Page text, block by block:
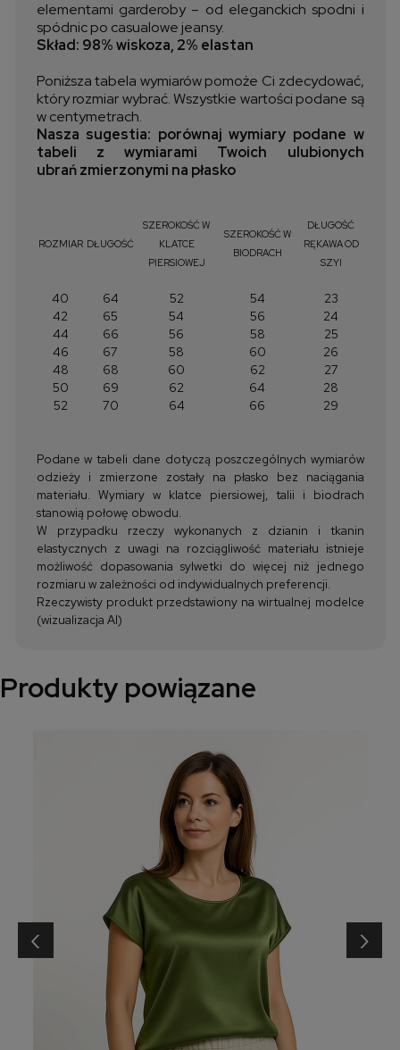
elementami garderoby – od eleganckich spodni i
spódnic po casualowe jeansy.
Skład: 98% wiskoza, 2% elastan
Poniższa tabela wymiarów pomoże Ci zdecydować,
który rozmiar wybrać. Wszystkie wartości podane są
w centymetrach.
Nasza sugestia: porównaj wymiary podane w
tabeli z wymiarami Twoich ulubionych
ubrań zmierzonymi na płasko
ROZMIAR DŁUGOŚĆ
SZEROKOŚĆ W
KLATCE
PIERSIOWEJ
SZEROKOŚĆ W
BIODRACH
DŁUGOŚĆ
RĘKAWA OD
SZYI
40 64 52 54
23
42
65 54 56
24
44
66 56 58
25
46
67 58 60
26
48
68 60 62
27
50
69 62 64
28
52
70 64 66 29
Podane w tabeli dane dotyczą poszczególnych wymiarów
odzieży i zmierzone zostały na płasko bez naciągania
materiału. Wymiary w klatce piersiowej, talii i biodrach
stanowią połowę obwodu.
W przypadku rzeczy wykonanych z dzianin i tkanin
elastycznych z uwagi na rozciągliwość materiału istnieje
możliwość dopasowania sylwetki do więcej niż jednego
rozmiaru w zależności od indywidualnych preferencji.
Rzeczywisty produkt przedstawiony na wirtualnej modelce
(wizualizacja AI)
Produkty powiązane
‹ ›